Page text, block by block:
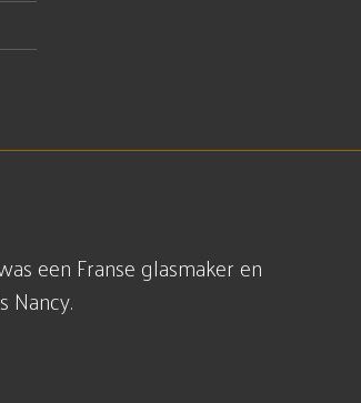
een Franse glasmaker en
Nancy.